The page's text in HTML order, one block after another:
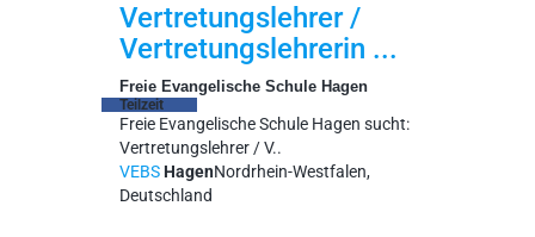
Vertretungslehrer /
Vertretungslehrerin ...
Freie Evangelische Schule Hagen
Teilzeit
Freie Evangelische Schule Hagen sucht:
Vertretungslehrer / V..
VEBSHagenNordrhein-Westfalen,
Deutschland